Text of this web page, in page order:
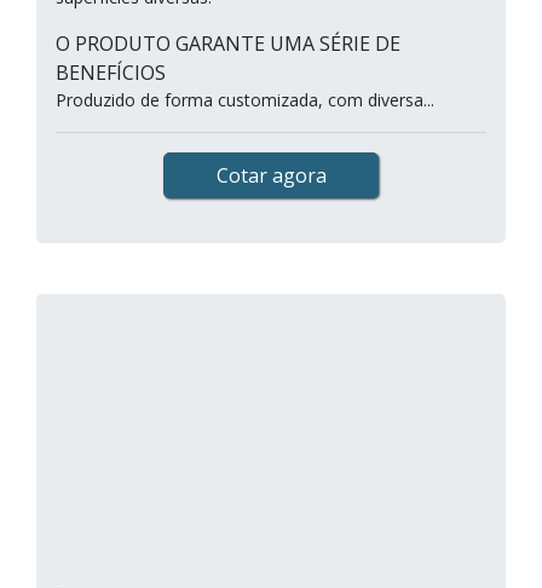
O PRODUTO GARANTE UMA SÉRIE DE
BENEFÍCIOS
Produzido de forma customizada, com diversa...
Cotar agora